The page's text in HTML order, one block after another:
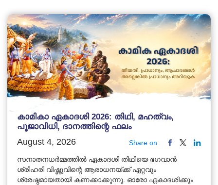
കാമികാ ഏകാദശി 2026: തിഥി, മഹത്വം,
പൂജാവിധി, ദാനത്തിന്റെ ഫലം
August 4, 2026 Share on
സനാതനധർമ്മത്തിൽ ഏകാദശി തിഥിയെ ഭഗവാൻ
ശ്രീഹരി വിഷ്ണുവിന്റെ ആരാധനയ്ക്ക് ഏറ്റവും
ശ്രേഷ്ഠമായതായി കണക്കാക്കുന്നു. ഓരോ ഏകാദശിക്കും